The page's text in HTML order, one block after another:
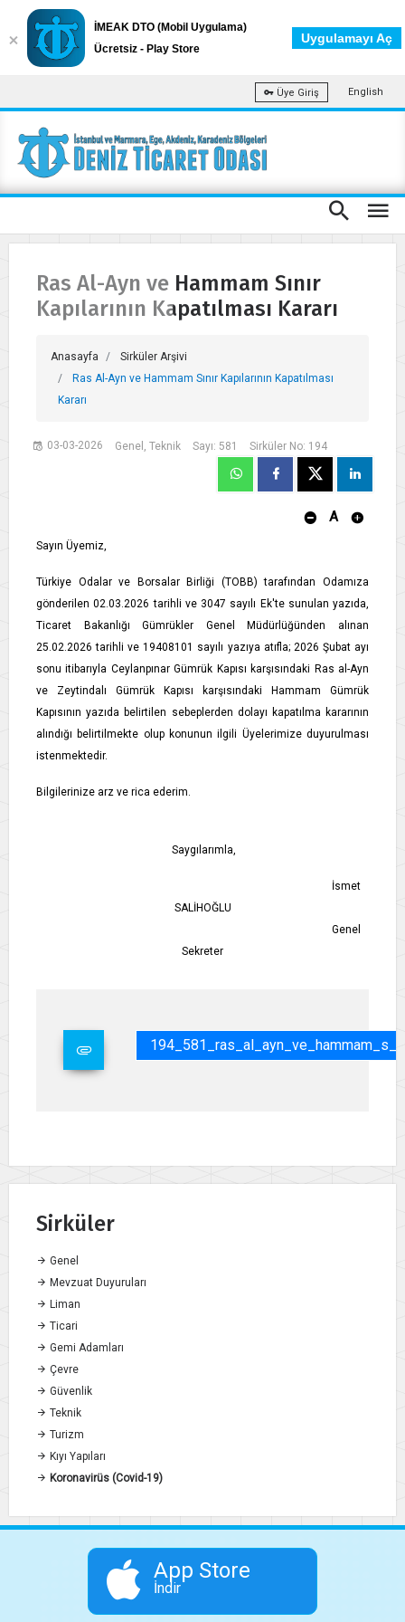
Üye Giriş English
Ras Al-Ayn ve Hammam Sınır
Kapılarının Kapatılması Kararı
Anasayfa
Sirküler Arşivi
Ras Al-Ayn ve Hammam Sınır Kapılarının Kapatılması
Kararı
03-03-2026 Genel, Teknik Sayı: 581 Sirküler No: 194
A
Sayın Üyemiz,
Türkiye Odalar ve Borsalar Birliği (TOBB) tarafından Odamıza
gönderilen 02.03.2026 tarihli ve 3047 sayılı Ek'te sunulan yazıda,
Ticaret Bakanlığı Gümrükler Genel Müdürlüğünden alınan
25.02.2026 tarihli ve 19408101 sayılı yazıya atıfla; 2026 Şubat ayı
sonu itibarıyla Ceylanpınar Gümrük Kapısı karşısındaki Ras al-Ayn
ve Zeytindalı Gümrük Kapısı karşısındaki Hammam Gümrük
Kapısının yazıda belirtilen sebeplerden dolayı kapatılma kararının
alındığı belirtilmekte olup konunun ilgili Üyelerimize duyurulması
istenmektedir.
Bilgilerinize arz ve rica ederim.
Saygılarımla,
İsmet
SALİHOĞLU
Genel
Sekreter
Sirküler
Genel
Mevzuat Duyuruları
Liman
Ticari
Gemi Adamları
Çevre
Güvenlik
Teknik
Turizm
Kıyı Yapıları
Koronavirüs (Covid-19)
App Store
İndir
İMEAK DTO (Mobil Uygulama)
Ücretsiz - Play Store
Uygulamayı Aç